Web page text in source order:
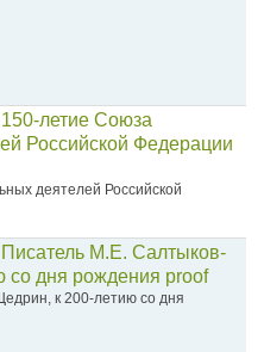
летие Союза
Российской Федерации
деятелей Российской
М.Е. Салтыков-
со дня рождения proof
к 200-летию со дня